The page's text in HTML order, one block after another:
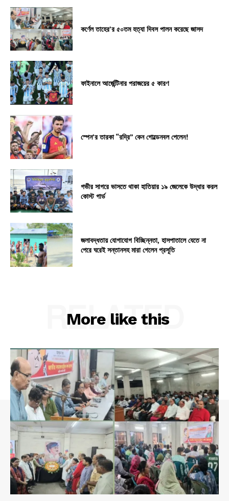
কর্ণেল তাহের’র ৫০তম হত্যা দিবস পালন করেছে জাসদ
ফাইনালে আর্জেন্টিনার পরাজয়ের ৫ কারণ
স্পেন’র তারকা “রদ্রি” কেন গোল্ডেনবল পেলেন!
গভীর সাগরে ভাসতে থাকা হাতিয়ার ১৯ জেলেকে উদ্ধার করল
কোস্ট গার্ড
জলাবদ্ধতায় যোগাযোগ বিচ্ছিন্নতা, হাসপাতালে যেতে না
পেরে ঘরেই সন্তানসহ মারা গেলেন প্রসূতি
More like this
RELATED